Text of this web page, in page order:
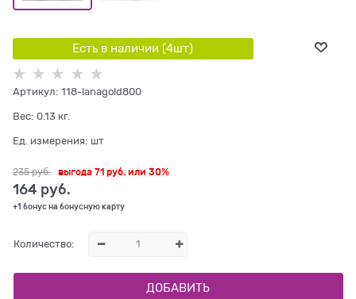
Есть в наличии (4шт)
Артикул: 118-lanagold800
Вес: 0.13 кг.
Ед. измерения: шт
235 руб.
164 руб.
выгода71 руб. или30%
+1 бонус на бонусную карту
Количество:
ДОБАВИТЬ